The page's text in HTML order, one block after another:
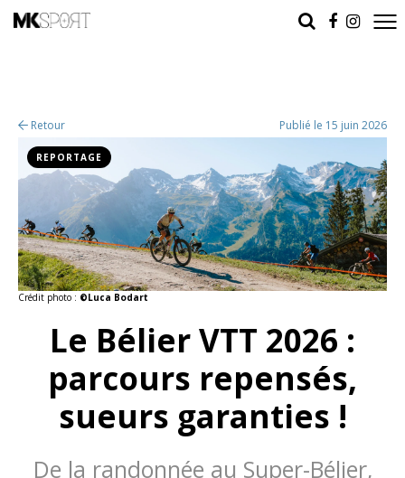
Retour Publié le 15 juin 2026
Crédit photo : ©Luca Bodart
REPORTAGE
Le Bélier VTT 2026 :
parcours repensés,
sueurs garanties !
De la randonnée au Super-Bélier,